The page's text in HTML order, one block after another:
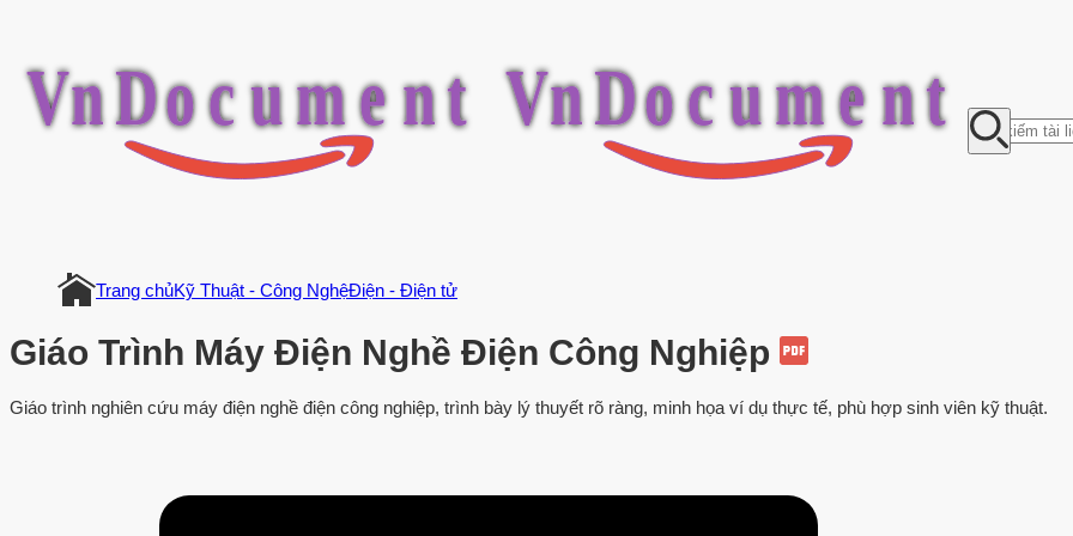
VnDocument VnDocument
Trang chủKỹ Thuật - Công NghệĐiện - Điện tử
Giáo Trình Máy Điện Nghề Điện Công Nghiệp
Giáo trình nghiên cứu máy điện nghề điện công nghiệp, trình bày lý thuyết rõ ràng, minh họa ví dụ thực tế, phù hợp sinh viên kỹ thuật.